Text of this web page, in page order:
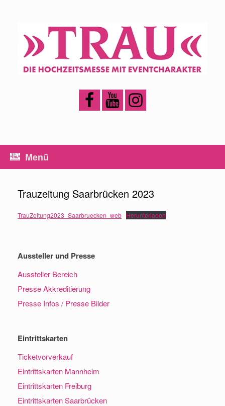
Menü
Trauzeitung Saarbrücken 2023
TrauZeitung2023_Saarbruecken_web Herunterladen
Aussteller und Presse
Aussteller Bereich
Presse Akkreditierung
Presse Infos / Presse Bilder
Eintrittskarten
Ticketvorverkauf
Eintrittskarten Mannheim
Eintrittskarten Freiburg
Eintrittskarten Saarbrücken